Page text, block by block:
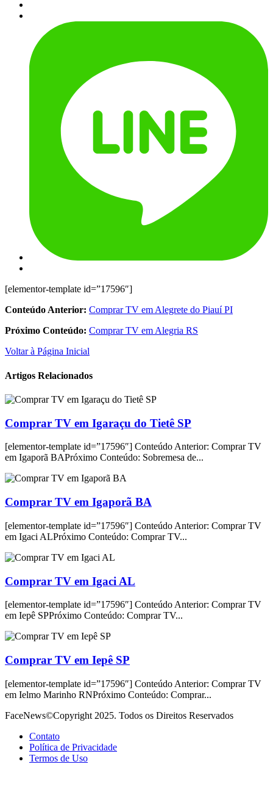
[elementor-template id=”17596″]
Conteúdo Anterior: Comprar TV em Alegrete do Piauí PI
Próximo Conteúdo: Comprar TV em Alegria RS
Voltar à Página Inicial
Artigos Relacionados
Comprar TV em Igaraçu do Tietê SP
[elementor-template id=”17596″] Conteúdo Anterior: Comprar TV
em Igaporã BAPróximo Conteúdo: Sobremesa de...
Comprar TV em Igaporã BA
[elementor-template id=”17596″] Conteúdo Anterior: Comprar TV
em Igaci ALPróximo Conteúdo: Comprar TV...
Comprar TV em Igaci AL
[elementor-template id=”17596″] Conteúdo Anterior: Comprar TV
em Iepê SPPróximo Conteúdo: Comprar TV...
Comprar TV em Iepê SP
[elementor-template id=”17596″] Conteúdo Anterior: Comprar TV
em Ielmo Marinho RNPróximo Conteúdo: Comprar...
FaceNews©Copyright 2025. Todos os Direitos Reservados
Contato
Política de Privacidade
Termos de Uso